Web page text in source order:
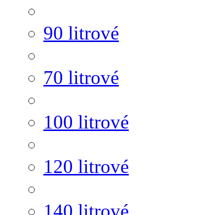
90 litrové
70 litrové
100 litrové
120 litrové